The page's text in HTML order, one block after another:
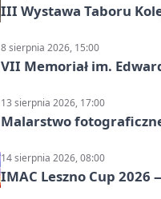
III Wystawa Taboru
8 sierpnia 2026, 15:00
VII Memoriał im.
13 sierpnia 2026, 17:00
Malarstwo
14 sierpnia 2026, 08:00
IMAC Leszno Cup